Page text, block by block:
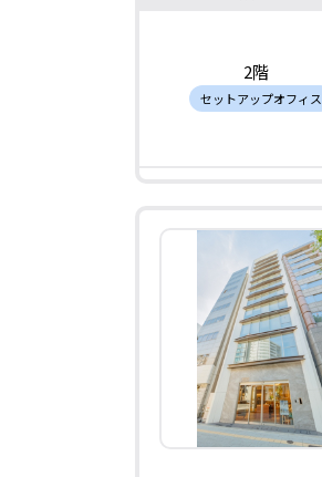
2階
セットアップオフィス